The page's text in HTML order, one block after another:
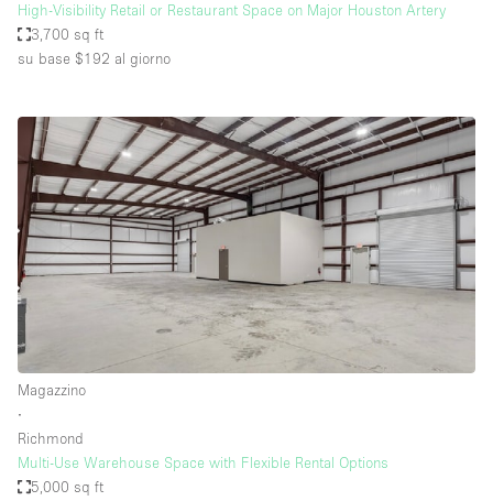
High-Visibility Retail or Restaurant Space on Major Houston Artery
3,700 sq ft
su base $192 al giorno
Magazzino
∙
Richmond
Multi-Use Warehouse Space with Flexible Rental Options
5,000 sq ft